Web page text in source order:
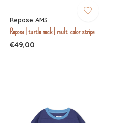
Repose AMS
Repose | turtle neck | multi color stripe
€49,00